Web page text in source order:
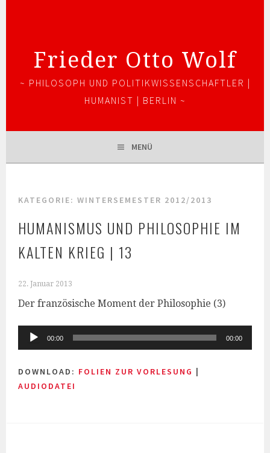
Frieder Otto Wolf
~ PHILOSOPH UND POLITIKWISSENSCHAFTLER |
HUMANIST | BERLIN ~
MENÜ
KATEGORIE:WINTERSEMESTER 2012/2013
HUMANISMUS UND PHILOSOPHIE IM
KALTEN KRIEG | 13
22. Januar 2013
Der französische Moment der Philosophie (3)
Audio-
00:00 00:00
DOWNLOAD: FOLIEN ZUR VORLESUNG |
AUDIODATEI